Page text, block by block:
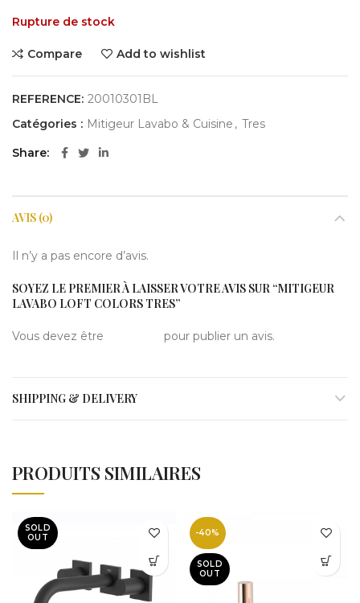
Rupture de stock
Compare Add to wishlist
REFERENCE: 20010301BL
Catégories : Mitigeur Lavabo & Cuisine , Tres
Share
AVIS (0)
Il n’y a pas encore d’avis.
SOYEZ LE PREMIER À LAISSER VOTRE AVIS SUR “MITIGEUR
LAVABO LOFT COLORS TRES”
Vous devez être pour publier un avis.
SHIPPING & DELIVERY
PRODUITS SIMILAIRES
SOLD
OUT
-40%
SOLD
OUT